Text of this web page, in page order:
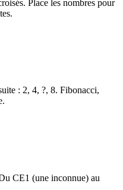
Place les nombres pour
: 2, 4, ?, 8. Fibonacci,
CE1 (une inconnue) au